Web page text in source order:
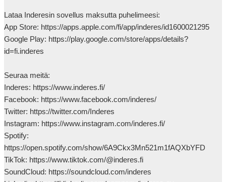
Lataa Inderesin sovellus maksutta puhelimeesi:
App Store: https://apps.apple.com/fi/app/inderes/id1600021295
Google Play: https://play.google.com/store/apps/details?
id=fi.inderes
Seuraa meitä:
Inderes: https://www.inderes.fi/
Facebook: https://www.facebook.com/inderes/
Twitter: https://twitter.com/Inderes
Instagram: https://www.instagram.com/inderes.fi/
Spotify:
https://open.spotify.com/show/6A9Ckx3Mn521m1fAQXbYFD
TikTok: https://www.tiktok.com/@inderes.fi
SoundCloud: https://soundcloud.com/inderes